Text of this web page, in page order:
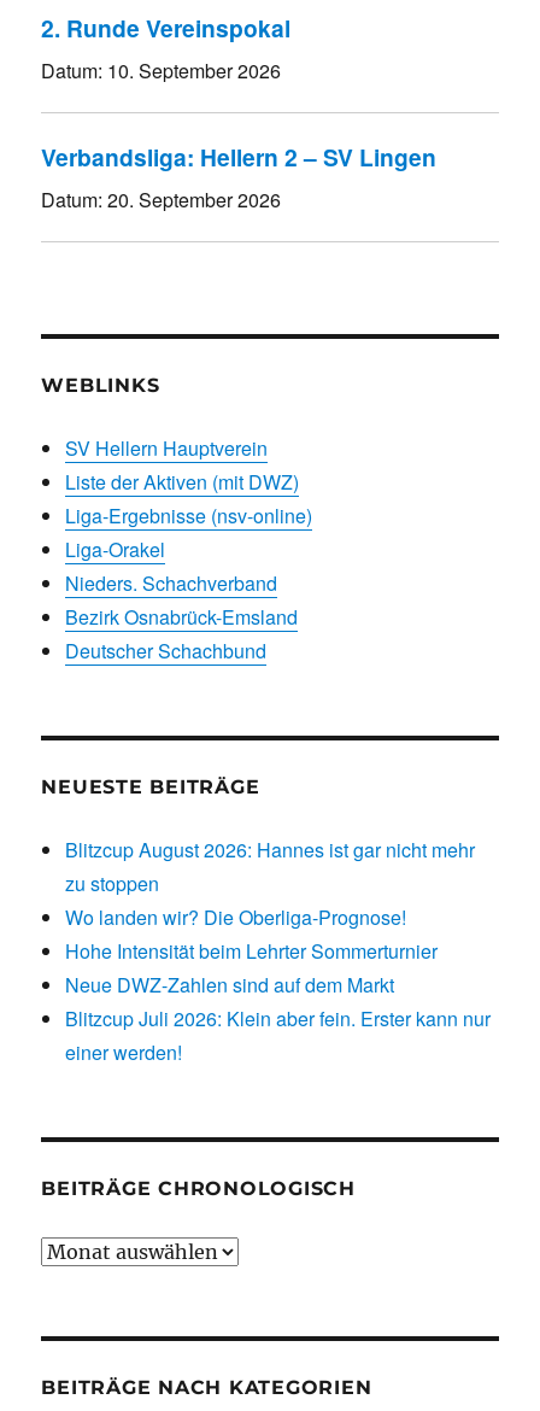
2. Runde Vereinspokal
Datum: 10. September 2026
Verbandsliga: Hellern 2 – SV Lingen
Datum:20. September 2026
WEBLINKS
SV Hellern Hauptverein
Liste der Aktiven (mit DWZ)
Liga-Ergebnisse (nsv-online)
Liga-Orakel
Nieders. Schachverband
Bezirk Osnabrück-Emsland
Deutscher Schachbund
NEUESTE BEITRÄGE
Blitzcup August 2026: Hannes ist gar nicht mehr
zu stoppen
Wo landen wir? Die Oberliga-Prognose!
Hohe Intensität beim Lehrter Sommerturnier
Neue DWZ-Zahlen sind auf dem Markt
Blitzcup Juli 2026: Klein aber fein. Erster kann nur
einer werden!
BEITRÄGE CHRONOLOGISCH
Beiträge
BEITRÄGE NACH KATEGORIEN